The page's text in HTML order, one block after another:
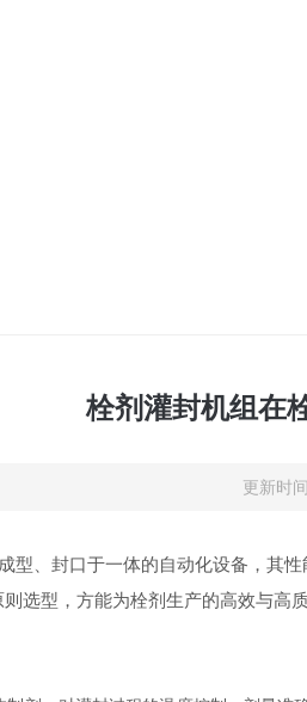
栓剂灌封机组在
更新时
型、封口于一体的自动化设备，其
选型，方能为栓剂生产的高效与高